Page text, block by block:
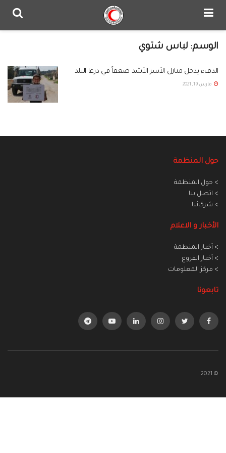
الوسم: لباس شتوي
الدفء يدخل منازل الأسر الأشد ضعفاً في درعا البلد
مارس 19, 2021
حول المنظمة
> حول المنظمة
> اتصل بنا
> شركائنا
الأخبار و الاعلام
> أخبار المنطمة
> أخبار الفروع
> مركز المعلومات
تابعونا
© 2021